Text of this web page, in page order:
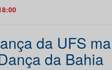
da UFS
da Bahia